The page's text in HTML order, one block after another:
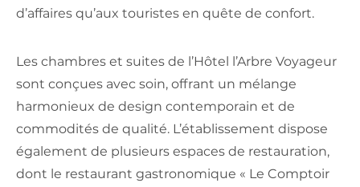
d’affaires qu’aux touristes en quête de confort.
Les chambres et suites de l’Hôtel l’Arbre Voyageur
sont conçues avec soin, offrant un mélange
harmonieux de design contemporain et de
commodités de qualité. L’établissement dispose
également de plusieurs espaces de restauration,
dont le restaurant gastronomique « Le Comptoir